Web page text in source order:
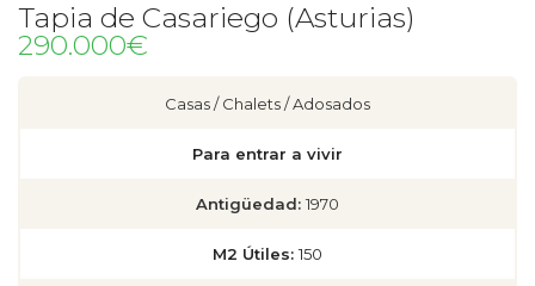
Tapia de Casariego (Asturias)
290.000€
Casas / Chalets / Adosados
Para entrar a vivir
Antigüedad: 1970
M2 Útiles: 150